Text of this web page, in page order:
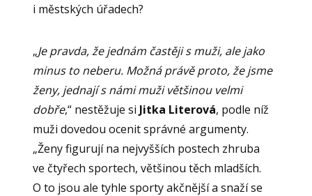
i městských úřadech?
„Je pravda, že jednám častěji s muži, ale jako
minus to neberu. Možná právě proto, že jsme
ženy, jednají s námi muži většinou velmi
dobře,“ nestěžuje si Jitka Literová, podle níž
muži dovedou ocenit správné argumenty.
„Ženy figurují na nejvyšších postech zhruba
ve čtyřech sportech, většinou těch mladších.
O to jsou ale tyhle sporty akčnější a snaží se